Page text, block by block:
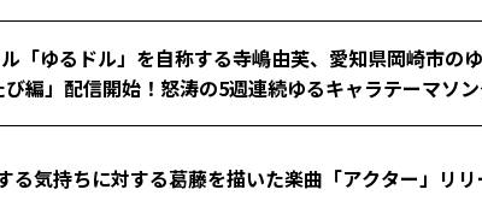
「ゆるドル」を自称する寺嶋由芙、愛知県岡崎市の
編」配信開始！怒涛の5週連続ゆるキャラテーマソン
気持ちに対する葛藤を描いた楽曲「アクター」リリ